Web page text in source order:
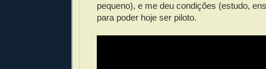
pequeno), e me deu condições (estudo,
para poder hoje ser piloto.